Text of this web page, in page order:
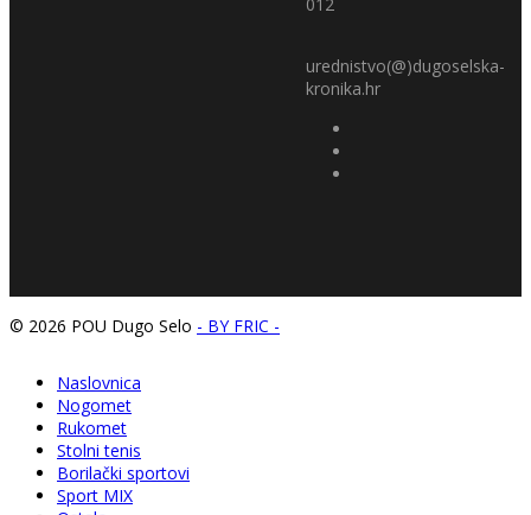
urednistvo(@)dugoselska-
kronika.hr
© 2026 POU Dugo Selo - BY FRIC -
Naslovnica
Nogomet
Rukomet
Stolni tenis
Borilački sportovi
Sport MIX